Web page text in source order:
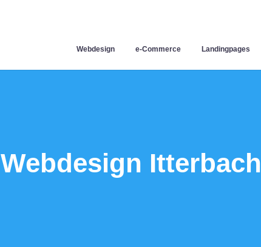
Webdesign e-Commerce Landingpages
Webdesign Itterbach